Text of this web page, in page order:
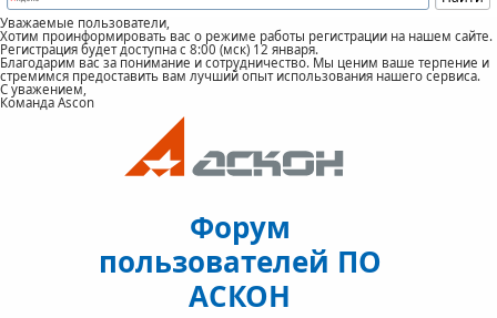
Уважаемые пользователи,
Хотим проинформировать вас о режиме работы регистрации на нашем сайте.
Регистрация будет доступна с 8:00 (мск) 12 января.
Благодарим вас за понимание и сотрудничество. Мы ценим ваше терпение и
стремимся предоставить вам лучший опыт использования нашего сервиса.
С уважением,
Команда Ascon
Форум
пользователей ПО
АСКОН